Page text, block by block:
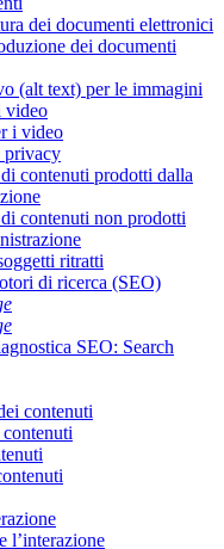
dei documenti elettronici
dei documenti
(alt text) per le immagini
video
i video
privacy
contenuti prodotti dalla
contenuti non prodotti
ritratti
di ricerca (SEO)
SEO: Search
contenuti
l’interazione